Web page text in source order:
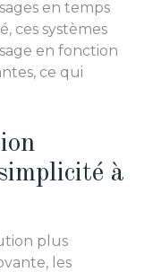
en temps
ces systèmes
en fonction
ce qui
à
plus
les